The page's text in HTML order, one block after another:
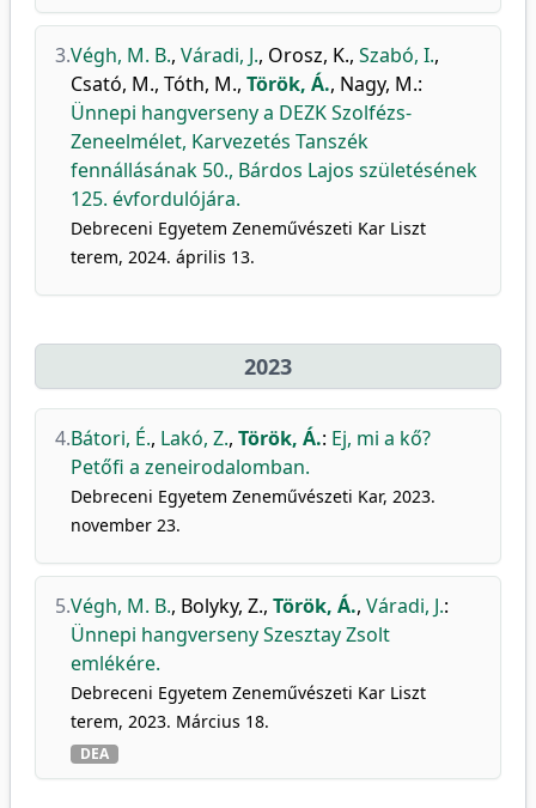
3.Végh, M. B., Váradi, J., Orosz, K., Szabó, I.,
Csató, M., Tóth, M., Török, Á., Nagy, M.:
Ünnepi hangverseny a DEZK Szolfézs-
Zeneelmélet, Karvezetés Tanszék
fennállásának 50., Bárdos Lajos születésének
125. évfordulójára.
Debreceni Egyetem Zeneművészeti Kar Liszt
terem, 2024. április 13.
2023
4.Bátori, É., Lakó, Z., Török, Á.: Ej, mi a kő?
Petőfi a zeneirodalomban.
Debreceni Egyetem Zeneművészeti Kar, 2023.
november 23.
5.Végh, M. B., Bolyky, Z., Török, Á., Váradi, J.:
Ünnepi hangverseny Szesztay Zsolt
emlékére.
Debreceni Egyetem Zeneművészeti Kar Liszt
terem, 2023. Március 18.
DEA